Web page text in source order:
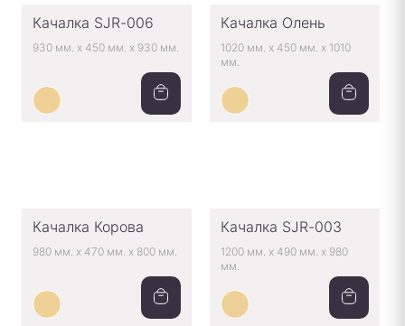
Качалка SJR-006
930 мм. x 450 мм. x 930 мм.
Качалка Олень
1020 мм. x 450 мм. x 1010
мм.
Качалка Корова
980 мм. x 470 мм. x 800 мм.
Качалка SJR-003
1200 мм. x 490 мм. x 980
мм.